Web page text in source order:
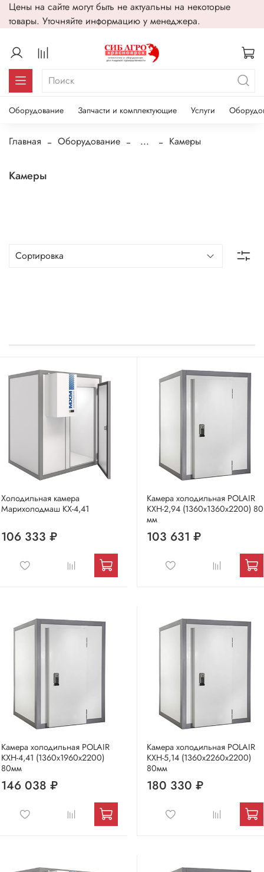
Цены на сайте могут быть не актуальны на некоторые
товары. Уточняйте информацию у менеджера.
Оборудование Запчасти и комплектующие Услуги
Главная Оборудование ... Камеры
Камеры
Холодильная камера
Марихолодмаш КХ-4,41
106 333 ₽
Камера холодильная POLAIR
КХН-2,94 (1360х1360х2200) 80
мм
103 631 ₽
Камера холодильная POLAIR
КХН-4,41 (1360х1960х2200)
80мм
146 038 ₽
Камера холодильная POLAIR
КХН-5,14 (1360х2260х2200)
80мм
180 330 ₽